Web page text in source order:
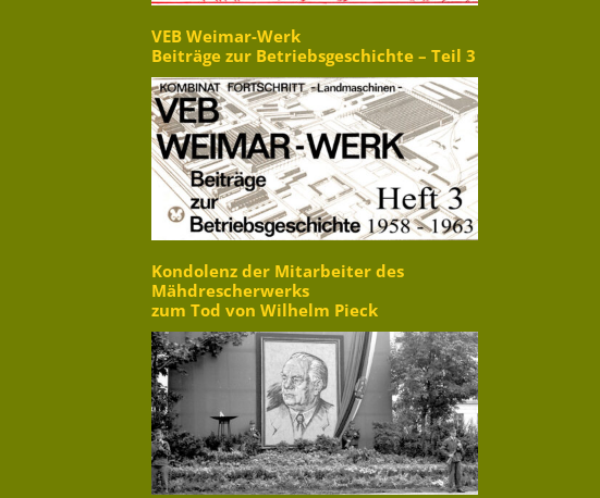
VEB Weimar-Werk
Beiträge zur Betriebsgeschichte – Teil 3
Kondolenz der Mitarbeiter des
Mähdrescherwerks
zum Tod von Wilhelm Pieck